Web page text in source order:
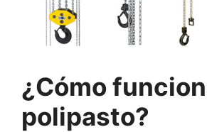
¿Cómo
polipasto?